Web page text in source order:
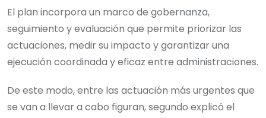
El plan incorpora un marco de gobernanza,
seguimiento y evaluación que permite priorizar las
actuaciones, medir su impacto y garantizar una
ejecución coordinada y eficaz entre administraciones.
De este modo, entre las actuación más urgentes que
se van a llevar a cabo figuran, segundo explicó el